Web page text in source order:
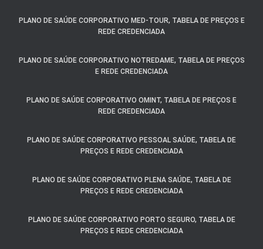
PLANO DE SAÚDE CORPORATIVO MED-TOUR, TABELA DE PREÇOS E
REDE CREDENCIADA
PLANO DE SAÚDE CORPORATIVO NOTREDAME, TABELA DE PREÇOS
E REDE CREDENCIADA
PLANO DE SAÚDE CORPORATIVO OMINT, TABELA DE PREÇOS E
REDE CREDENCIADA
PLANO DE SAÚDE CORPORATIVO PESSOAL SAÚDE, TABELA DE
PREÇOS E REDE CREDENCIADA
PLANO DE SAÚDE CORPORATIVO PLENA SAÚDE, TABELA DE
PREÇOS E REDE CREDENCIADA
PLANO DE SAÚDE CORPORATIVO PORTO SEGURO, TABELA DE
PREÇOS E REDE CREDENCIADA